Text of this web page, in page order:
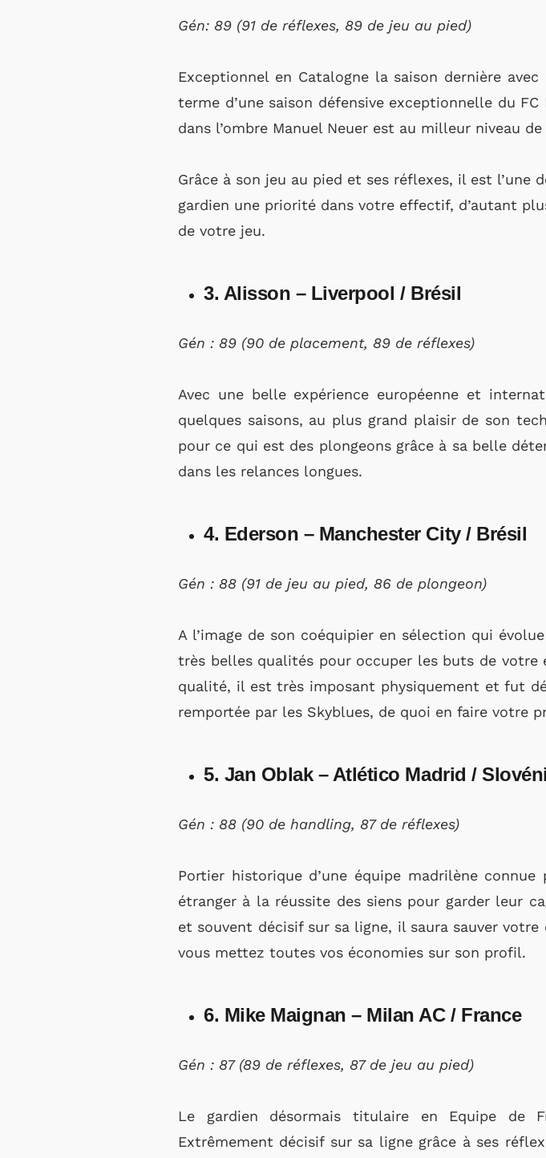
Gén: 89 (91 de réflexes, 89 de jeu au pied)
Exceptionnel en Catalogne la saison dernière
terme d’une saison défensive exceptionnelle du
dans l’ombre Manuel Neuer est au milleur niveau de
Grâce à son jeu au pied et ses réflexes, il est l’une
gardien une priorité dans votre effectif, d’autant
de votre jeu.
3. Alisson – Liverpool / Brésil
Gén : 89 (90 de placement, 89 de réflexes)
Avec une belle expérience européenne et
quelques saisons, au plus grand plaisir de son
pour ce qui est des plongeons grâce à sa belle
dans les relances longues.
4. Ederson – Manchester City / Brésil
Gén : 88 (91 de jeu au pied, 86 de plongeon)
A l’image de son coéquipier en sélection qui
très belles qualités pour occuper les buts de votre
qualité, il est très imposant physiquement et fut
remportée par les Skyblues, de quoi en faire votre
5. Jan Oblak – Atlético Madrid /
Gén : 88 (90 de handling, 87 de réflexes)
Portier historique d’une équipe madrilène
étranger à la réussite des siens pour garder leur
et souvent décisif sur sa ligne, il saura sauver
vous mettez toutes vos économies sur son profil.
6. Mike Maignan – Milan AC / France
Gén : 87 (89 de réflexes, 87 de jeu au pied)
Le gardien désormais titulaire en Equipe de
Extrêmement décisif sur sa ligne grâce à ses